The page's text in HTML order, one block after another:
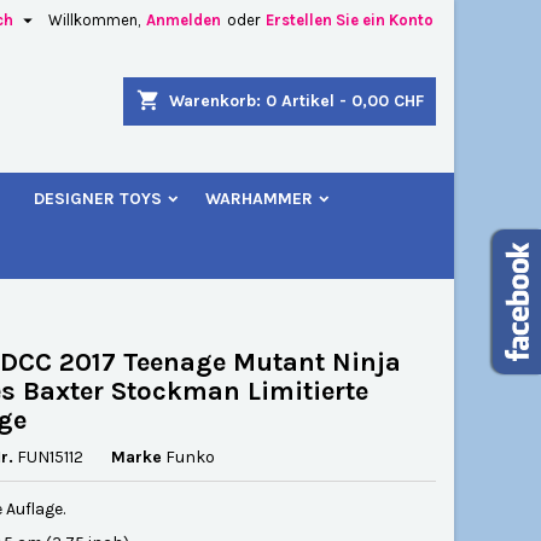
Willkommen, Anmelden oder Erstellen Sie ein Konto

shopping_cart Warenkorb: 0 Artikel - 0,00 CHF
DESIGNER TOYS WARHAMMER
2017 Teenage Mutant Ninja
Baxter Stockman Limitierte
FUN15112 Marke Funko